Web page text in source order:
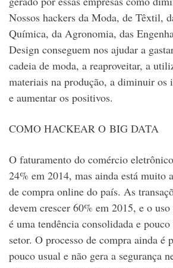
Nossos hackers da Moda, de Têxtil,
Química, da Agronomia, das
Design conseguem nos ajudar a
cadeia de moda, a reaproveitar, a
materiais na produção, a diminuir os
e aumentar os positivos.
COMO HACKEAR O BIG DATA
O faturamento do comércio
24% em 2014, mas ainda está muito
de compra online do país. As
devem crescer 60% em 2015, e o
é uma tendência consolidada e
setor. O processo de compra ainda é
pouco usual e não gera a segurança